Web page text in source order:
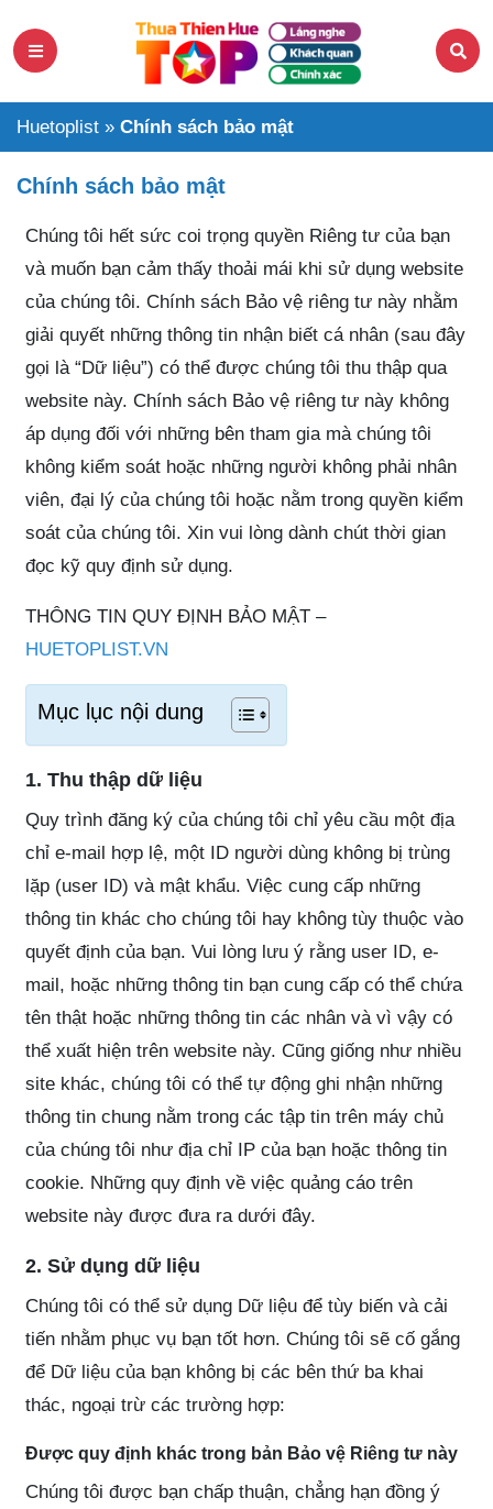
Huetoplist » Chính sách bảo mật
Chính sách bảo mật
Chúng tôi hết sức coi trọng quyền Riêng tư của bạn
và muốn bạn cảm thấy thoải mái khi sử dụng website
của chúng tôi. Chính sách Bảo vệ riêng tư này nhằm
giải quyết những thông tin nhận biết cá nhân (sau đây
gọi là “Dữ liệu”) có thể được chúng tôi thu thập qua
website này. Chính sách Bảo vệ riêng tư này không
áp dụng đối với những bên tham gia mà chúng tôi
không kiểm soát hoặc những người không phải nhân
viên, đại lý của chúng tôi hoặc nằm trong quyền kiểm
soát của chúng tôi. Xin vui lòng dành chút thời gian
đọc kỹ quy định sử dụng.
THÔNG TIN QUY ĐỊNH BẢO MẬT –
HUETOPLIST.VN
Mục lục nội dung
1. Thu thập dữ liệu
Quy trình đăng ký của chúng tôi chỉ yêu cầu một địa
chỉ e-mail hợp lệ, một ID người dùng không bị trùng
lặp (user ID) và mật khẩu. Việc cung cấp những
thông tin khác cho chúng tôi hay không tùy thuộc vào
quyết định của bạn. Vui lòng lưu ý rằng user ID, e-
mail, hoặc những thông tin bạn cung cấp có thể chứa
tên thật hoặc những thông tin các nhân và vì vậy có
thể xuất hiện trên website này. Cũng giống như nhiều
site khác, chúng tôi có thể tự động ghi nhận những
thông tin chung nằm trong các tập tin trên máy chủ
của chúng tôi như địa chỉ IP của bạn hoặc thông tin
cookie. Những quy định về việc quảng cáo trên
website này được đưa ra dưới đây.
2. Sử dụng dữ liệu
Chúng tôi có thể sử dụng Dữ liệu để tùy biến và cải
tiến nhằm phục vụ bạn tốt hơn. Chúng tôi sẽ cố gắng
để Dữ liệu của bạn không bị các bên thứ ba khai
thác, ngoại trừ các trường hợp:
Được quy định khác trong bản Bảo vệ Riêng tư này
Chúng tôi được bạn chấp thuận, chẳng hạn đồng ý